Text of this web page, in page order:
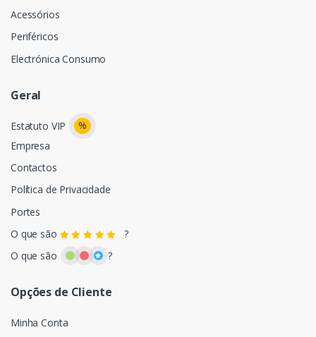
Acessórios
Periféricos
Electrónica Consumo
Geral
Estatuto VIP
%
Empresa
Contactos
Política de Privacidade
Portes
O que são
?
O que são
?
Opções de Cliente
Minha Conta